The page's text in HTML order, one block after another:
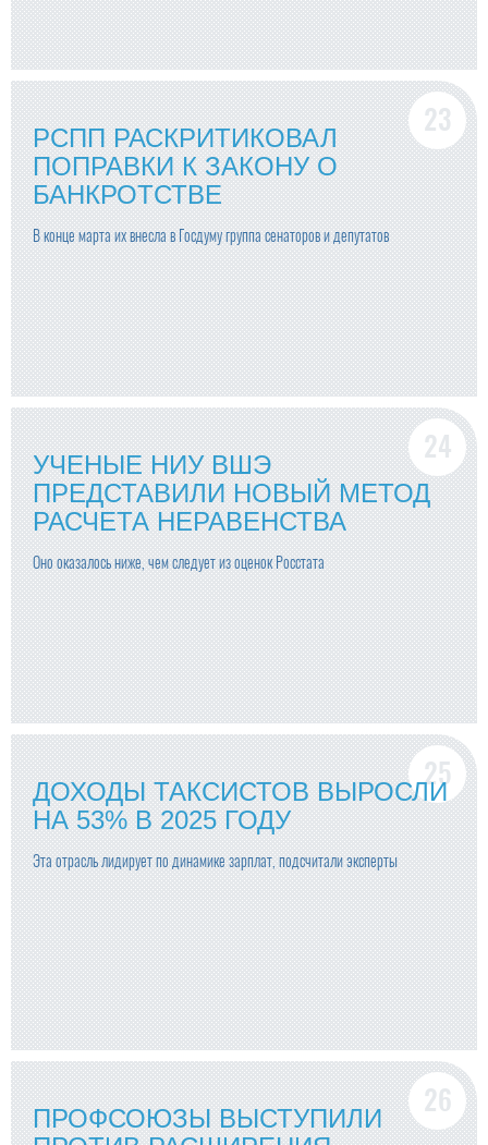
РСПП РАСКРИТИКОВАЛ
ПОПРАВКИ К ЗАКОНУ О
БАНКРОТСТВЕ
В конце марта их внесла в Госдуму группа сенаторов и депутатов
УЧЕНЫЕ НИУ ВШЭ
ПРЕДСТАВИЛИ НОВЫЙ МЕТОД
РАСЧЕТА НЕРАВЕНСТВА
Оно оказалось ниже, чем следует из оценок Росстата
ДОХОДЫ ТАКСИСТОВ ВЫРОСЛИ
НА 53% В 2025 ГОДУ
Эта отрасль лидирует по динамике зарплат, подсчитали эксперты
ПРОФСОЮЗЫ ВЫСТУПИЛИ